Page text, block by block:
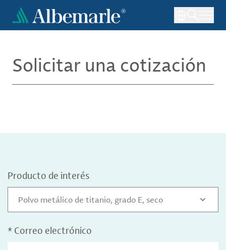
Pasar
contenido
Solicitar una cotización
Producto de interés
Polvo metálico de titanio, grado E, seco
* Correo electrónico